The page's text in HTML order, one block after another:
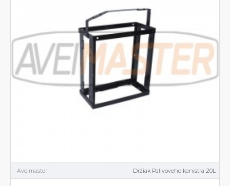
Aveimaster Držiak Palivoveho kanistra 20L